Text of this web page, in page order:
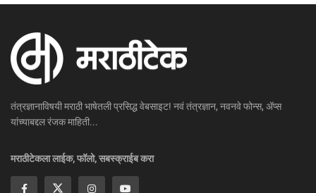
तंत्रज्ञानाविषयी मराठी भाषेतली प्रसिद्ध वेबसाइट! नवं तंत्रज्ञान, नवनवे फोन्स, ॲप्स
यांच्याबद्दल रंजक माहिती...
मराठीटेकला लाईक, फॉलो, सबस्क्राईब करा